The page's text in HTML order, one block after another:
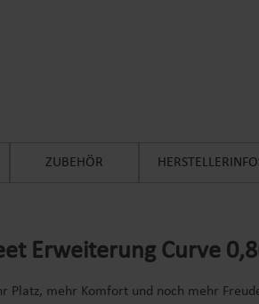
ZUBEHÖR
Erweiterung Curve
mehr Komfort und noch mehr